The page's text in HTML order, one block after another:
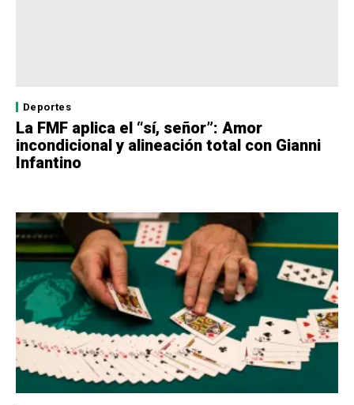
Deportes
La FMF aplica el “sí, señor”: Amor
incondicional y alineación total con Gianni
Infantino